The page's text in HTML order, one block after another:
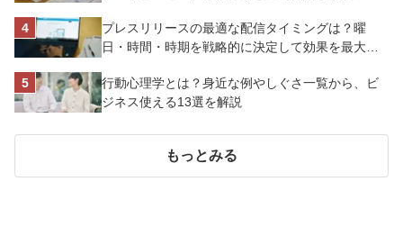
プレスリリースの最適な配信タイミングは？曜
日・時間・時期を戦略的に決定して効果を最大化
行動心理学とは？身近な例やしぐさ一覧から、ビ
ジネス使える13選を解説
もっとみる